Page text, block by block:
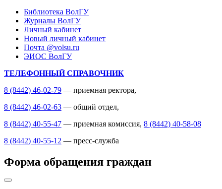
Библиотека ВолГУ
Журналы ВолГУ
Личный кабинет
Новый личный кабинет
Почта @volsu.ru
ЭИОС ВолГУ
ТЕЛЕФОННЫЙ СПРАВОЧНИК
8 (8442) 46-02-79 — приемная ректора,
8 (8442) 46-02-63 — общий отдел,
8 (8442) 40-55-47 — приемная комиссия, 8 (8442) 40-58-08
8 (8442) 40-55-12 — пресс-служба
Форма обращения граждан